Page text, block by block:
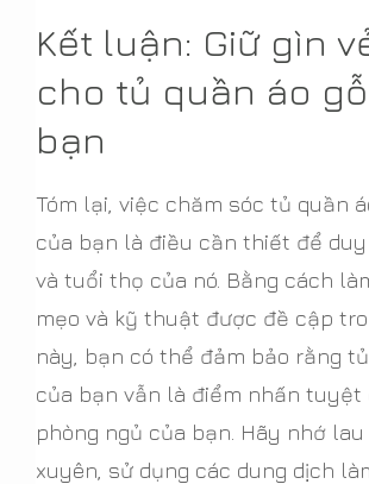
Kết luận: Giữ gìn
cho tủ quần áo
bạn
Tóm lại, việc chăm sóc tủ quần
của bạn là điều cần thiết để
và tuổi thọ của nó. Bằng cách
mẹo và kỹ thuật được đề cập
này, bạn có thể đảm bảo rằng
của bạn vẫn là điểm nhấn tuyệt
phòng ngủ của bạn. Hãy nhớ
xuyên, sử dụng các dung dịch